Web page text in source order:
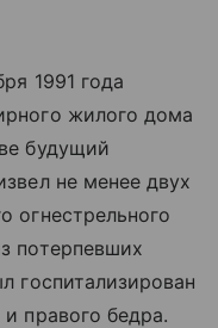
1991 года
жилого дома
будущий
не менее двух
огнестрельного
потерпевших
госпитализирован
правого бедра.